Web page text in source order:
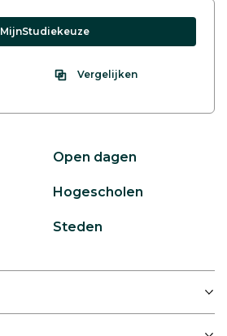
MijnStudiekeuze
Vergelijken
Open dagen
Hogescholen
Steden